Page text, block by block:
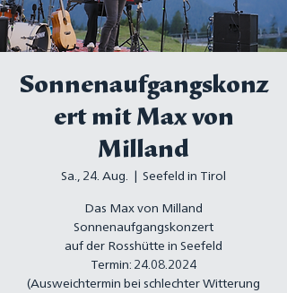
Sonnenaufgangskonz
ert mit Max von
Milland
Sa., 24. Aug.
  |
Seefeld in Tirol
Das Max von Milland
Sonnenaufgangskonzert
auf der Rosshütte in Seefeld
Termin: 24.08.2024
(Ausweichtermin bei schlechter Witterung